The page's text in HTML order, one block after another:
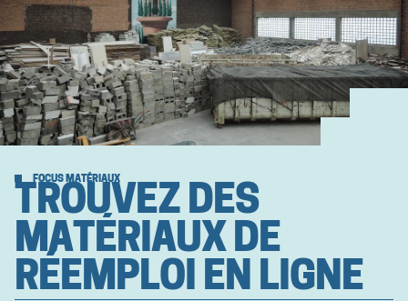
FOCUS MATÉRIAUX
TROUVEZ DES
MATÉRIAUX DE
RÉEMPLOI EN LIGNE